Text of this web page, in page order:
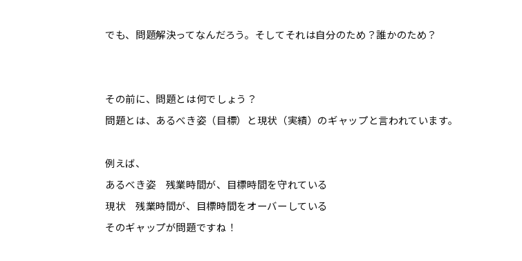
でも、問題解決ってなんだろう。そしてそれは自分のため？誰かのため？
その前に、問題とは何でしょう？
問題とは、あるべき姿（目標）と現状（実績）のギャップと言われています。
例えば、
あるべき姿 残業時間が、目標時間を守れている
現状 残業時間が、目標時間をオーバーしている
そのギャップが問題ですね！